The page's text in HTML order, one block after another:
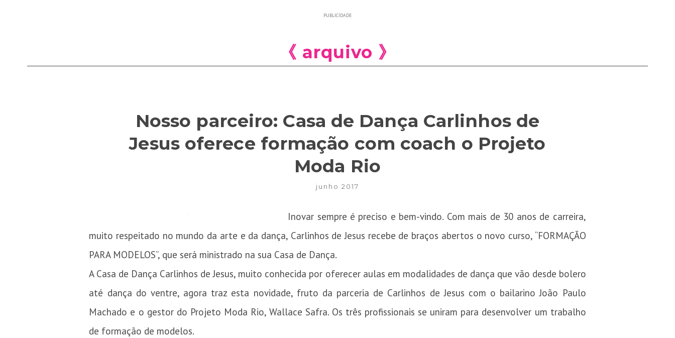
PUBLICIDADE
《 arquivo 》
Nosso parceiro: Casa de Dança Carlinhos de
Jesus oferece formação com coach o Projeto
Moda Rio
junho 2017
Inovar sempre é preciso e bem-vindo. Com mais de 30 anos de carreira,
muito respeitado no mundo da arte e da dança, Carlinhos de Jesus recebe de braços abertos o novo curso, “FORMAÇÃO
PARA MODELOS”, que será ministrado na sua Casa de Dança.
A Casa de Dança Carlinhos de Jesus, muito conhecida por oferecer aulas em modalidades de dança que vão desde bolero
até dança do ventre, agora traz esta novidade, fruto da parceria de Carlinhos de Jesus com o bailarino João Paulo
Machado e o gestor do Projeto Moda Rio, Wallace Safra. Os três profissionais se uniram para desenvolver um trabalho
de formação de modelos.